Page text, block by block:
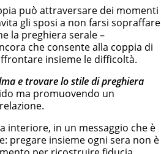
può attraversare dei momenti
gli sposi a non farsi sopraffare
la preghiera serale –
che consente alla coppia di
insieme le difficoltà.
e trovare lo stile di preghiera
ma promuovendo un
interiore, in un messaggio che è
pregare insieme ogni sera non è